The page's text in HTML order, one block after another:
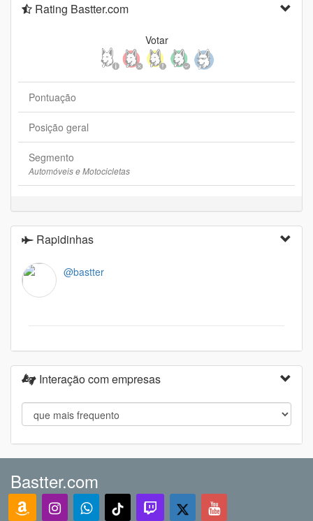
Rating Bastter.com
Votar
Pontuação
Posição geral
Segmento
Automóveis e Motocicletas
Rapidinhas
@bastter
Interação com empresas
Bastter.com